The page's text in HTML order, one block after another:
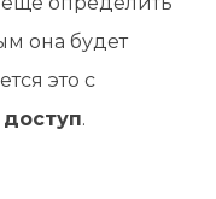
она будет
это с
.